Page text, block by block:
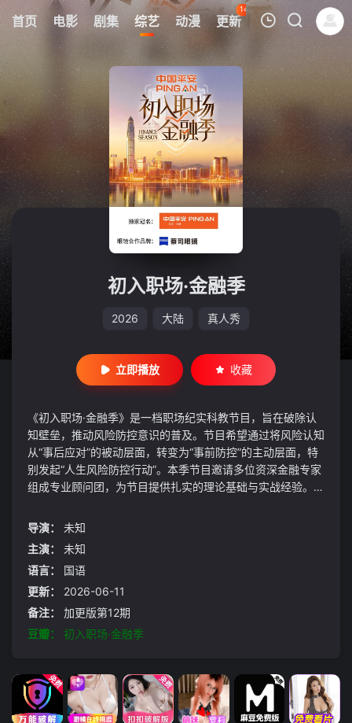
首页 电影 剧集 综艺 动漫 更新
148
热榜 APP
暂无观看影片的记录
初入职场·金融季
2026 大陆 真人秀
立即播放 收藏
《初入职场·金融季》是一档职场纪实科教节目，旨在破除认
知壁垒，推动风险防控意识的普及。节目希望通过将风险认知
从“事后应对”的被动层面，转变为“事前防控”的主动层面，特
别发起“人生风险防控行动”。本季节目邀请多位资深金融专家
组成专业顾问团，为节目提供扎实的理论基础与实战经验。五
导演：
未知
主演：
未知
语言：
国语
更新：
2026-06-11
备注：
加更版第12期
豆瓣：
初入职场·金融季